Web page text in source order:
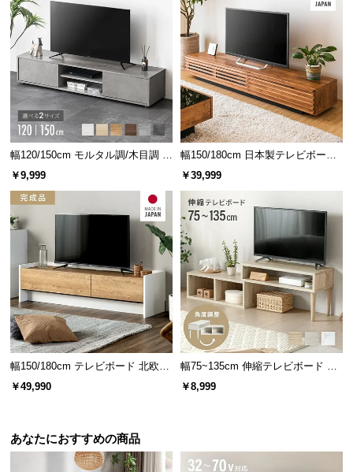
グ
業
報
o.,
幅120/150cm モルタル調/木目調 オ
ープン収納・扉収納付きテレビボ
￥9,999
幅150/180cm 日本製テレビボード
TOT-002-1
￥39,999
幅150/180cm テレビボード 北欧デ
ザイン 収納付き TOT-018
￥49,990
幅75~135cm 伸縮テレビボード 角
度調整 木目調／マーブル調 オープ
ン収納付き コンパクト
￥8,999
あなたにおすすめの商品